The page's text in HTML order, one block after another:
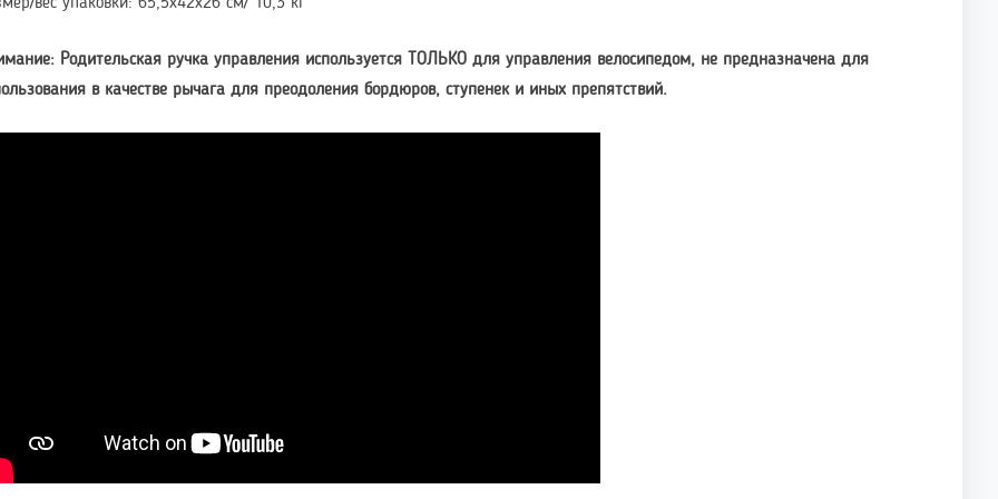
Родительская ручка управления используется ТОЛЬКО для управления велосипедом, не предназначена для
в качестве рычага для преодоления бордюров, ступенек и иных препятствий.